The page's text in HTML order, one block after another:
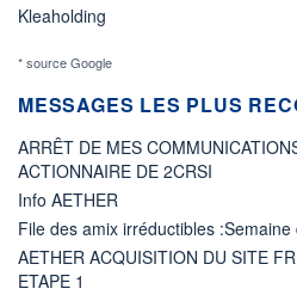
Kleaholding
* source Google
MESSAGES LES PLUS
ARRÊT DE MES
ACTIONNAIRE DE 2CRSI
Info AETHER
File des amix irréductibles
AETHER ACQUISITION DU SITE
ETAPE 1